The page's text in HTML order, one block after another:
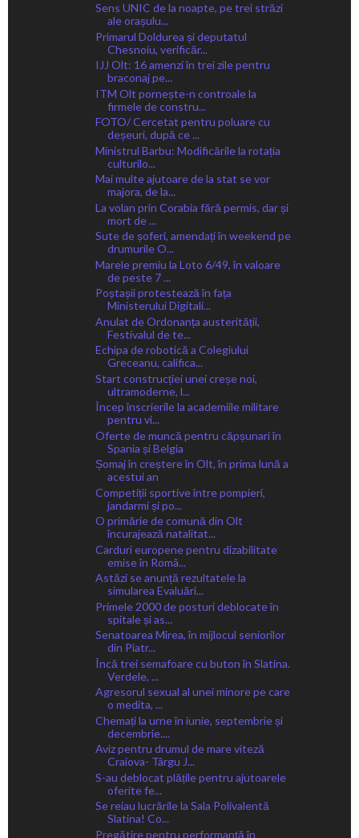
Sens UNIC de la noapte, pe trei străzi
ale orașulu...
Primarul Doldurea și deputatul
Chesnoiu, verificăr...
IJJ Olt: 16 amenzi în trei zile pentru
braconaj pe...
ITM Olt pornește-n controale la
firmele de constru...
FOTO/ Cercetat pentru poluare cu
deșeuri, după ce ...
Ministrul Barbu: Modificările la rotația
culturilo...
Mai multe ajutoare de la stat se vor
majora, de la...
La volan prin Corabia fără permis, dar și
mort de ...
Sute de șoferi, amendați în weekend pe
drumurile O...
Marele premiu la Loto 6/49, în valoare
de peste 7 ...
Poștașii protestează în fața
Ministerului Digitali...
Anulat de Ordonanța austerității,
Festivalul de te...
Echipa de robotică a Colegiului
Greceanu, califica...
Start construcției unei creșe noi,
ultramoderne, l...
Încep înscrierile la academiile militare
pentru vi...
Oferte de muncă pentru căpșunari în
Spania și Belgia
Șomaj în creștere în Olt, în prima lună a
acestui an
Competiții sportive între pompieri,
jandarmi și po...
O primărie de comună din Olt
încurajează natalitat...
Carduri europene pentru dizabilitate
emise în Româ...
Astăzi se anunță rezultatele la
simularea Evaluări...
Primele 2000 de posturi deblocate în
spitale și as...
Senatoarea Mirea, în mijlocul seniorilor
din Piatr...
Încă trei semafoare cu buton în Slatina.
Verdele, ...
Agresorul sexual al unei minore pe care
o medita, ...
Chemați la urne în iunie, septembrie și
decembrie....
Aviz pentru drumul de mare viteză
Craiova- Târgu J...
S-au deblocat plățile pentru ajutoarele
oferite fe...
Se reiau lucrările la Sala Polivalentă
Slatina! Co...
Pregătire pentru performanță în